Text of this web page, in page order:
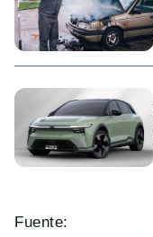
Fuente: